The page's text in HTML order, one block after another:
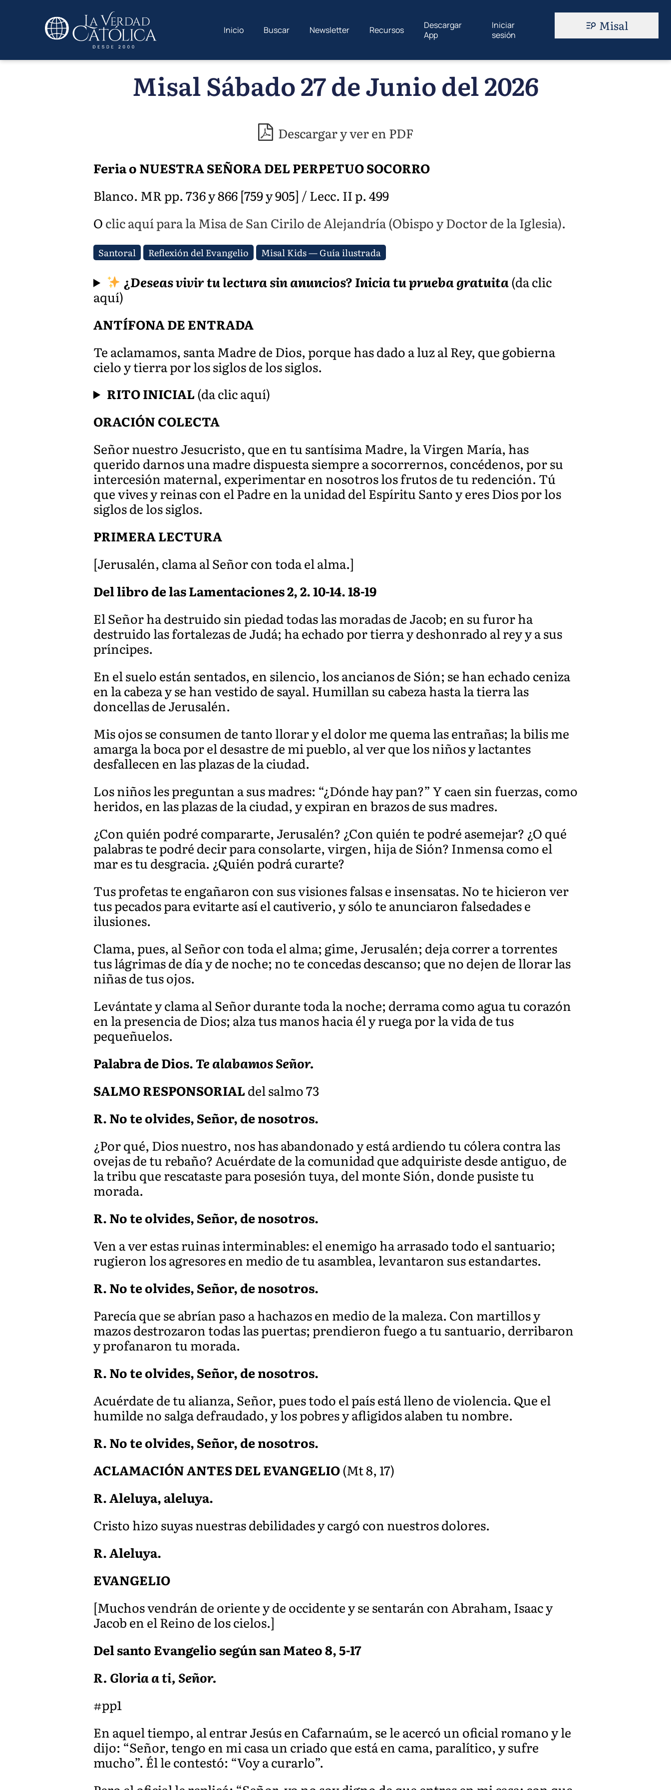
Inicio Buscar Newsletter Recursos
Descargar
App
Iniciar
sesión
Misal
Misal Sábado 27 de Junio del 2026
Descargar y ver en PDF
Feria o NUESTRA SEÑORA DEL PERPETUO SOCORRO
Blanco. MR pp. 736 y 866 [759 y 905] / Lecc. II p. 499
Oclic aquí para la Misa de San Cirilo de Alejandría (Obispo y Doctor de la Iglesia).
Santoral Reflexión del Evangelio Misal Kids — Guía ilustrada
¿Deseas vivir tu lectura sin anuncios?Inicia tu prueba gratuita(da clic
aquí)
ANTÍFONA DE ENTRADA
Te aclamamos, santa Madre de Dios, porque has dado a luz al Rey, que gobierna
cielo y tierra por los siglos de los siglos.
RITO INICIAL(da clic aquí)
ORACIÓN COLECTA
Señor nuestro Jesucristo, que en tu santísima Madre, la Virgen María, has
querido darnos una madre dispuesta siempre a socorrernos, concédenos, por su
intercesión maternal, experimentar en nosotros los frutos de tu redención. Tú
que vives y reinas con el Padre en la unidad del Espíritu Santo y eres Dios por los
siglos de los siglos.
PRIMERA LECTURA
[Jerusalén, clama al Señor con toda el alma.]
Del libro de las Lamentaciones 2, 2. 10-14. 18-19
El Señor ha destruido sin piedad todas las moradas de Jacob; en su furor ha
destruido las fortalezas de Judá; ha echado por tierra y deshonrado al rey y a sus
príncipes.
En el suelo están sentados, en silencio, los ancianos de Sión; se han echado ceniza
en la cabeza y se han vestido de sayal. Humillan su cabeza hasta la tierra las
doncellas de Jerusalén.
Mis ojos se consumen de tanto llorar y el dolor me quema las entrañas; la bilis me
amarga la boca por el desastre de mi pueblo, al ver que los niños y lactantes
desfallecen en las plazas de la ciudad.
Los niños les preguntan a sus madres: “¿Dónde hay pan?” Y caen sin fuerzas, como
heridos, en las plazas de la ciudad, y expiran en brazos de sus madres.
¿Con quién podré compararte, Jerusalén? ¿Con quién te podré asemejar? ¿O qué
palabras te podré decir para consolarte, virgen, hija de Sión? Inmensa como el
mar es tu desgracia. ¿Quién podrá curarte?
Tus profetas te engañaron con sus visiones falsas e insensatas. No te hicieron ver
tus pecados para evitarte así el cautiverio, y sólo te anunciaron falsedades e
ilusiones.
Clama, pues, al Señor con toda el alma; gime, Jerusalén; deja correr a torrentes
tus lágrimas de día y de noche; no te concedas descanso; que no dejen de llorar las
niñas de tus ojos.
Levántate y clama al Señor durante toda la noche; derrama como agua tu corazón
en la presencia de Dios; alza tus manos hacia él y ruega por la vida de tus
pequeñuelos.
Palabra de Dios.Te alabamosSeñor.
SALMO RESPONSORIALdel salmo 73
R. No te olvides, Señor, de nosotros.
¿Por qué, Dios nuestro, nos has abandonado y está ardiendo tu cólera contra las
ovejas de tu rebaño? Acuérdate de la comunidad que adquiriste desde antiguo, de
la tribu que rescataste para posesión tuya, del monte Sión, donde pusiste tu
morada.
R. No te olvides, Señor, de nosotros.
Ven a ver estas ruinas interminables: el enemigo ha arrasado todo el santuario;
rugieron los agresores en medio de tu asamblea, levantaron sus estandartes.
R. No te olvides, Señor, de nosotros.
Parecía que se abrían paso a hachazos en medio de la maleza. Con martillos y
mazos destrozaron todas las puertas; prendieron fuego a tu santuario, derribaron
y profanaron tu morada.
R. No te olvides, Señor, de nosotros.
Acuérdate de tu alianza, Señor, pues todo el país está lleno de violencia. Que el
humilde no salga defraudado, y los pobres y afligidos alaben tu nombre.
R. No te olvides, Señor, de nosotros.
ACLAMACIÓN ANTES DEL EVANGELIO(Mt 8, 17)
R. Aleluya, aleluya.
Cristo hizo suyas nuestras debilidades y cargó con nuestros dolores.
R. Aleluya.
EVANGELIO
[Muchos vendrán de oriente y de occidente y se sentarán con Abraham, Isaac y
Jacob en el Reino de los cielos.]
Del santo Evangelio según san Mateo 8, 5-17
R. Gloria a ti, Señor.
#pp1
En aquel tiempo, al entrar Jesús en Cafarnaúm, se le acercó un oficial romano y le
dijo: “Señor, tengo en mi casa un criado que está en cama, paralítico, y sufre
mucho”. Él le contestó: “Voy a curarlo”.